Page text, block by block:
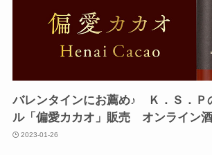
バレンタインにお薦め♪ Ｋ．Ｓ．Ｐ
ル「偏愛カカオ」販売 オンライン
2023-01-26